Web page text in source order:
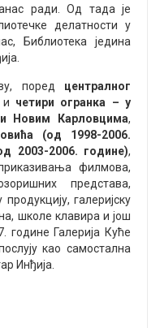
ради. Од тада је
делатности у
Библиотека једина
поред централног
и четири огранка – у
Новим Карловцима,
(од 1998-2006.
2003-2006. године),
филмова,
представа,
галеријску
школе клавира и још
године Галерија Куће
као самостална
Инђија.